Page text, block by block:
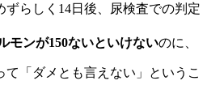
ずらしく14日後、尿検査での判定
モンが150ないといけないのに、
て「ダメとも言えない」というこ